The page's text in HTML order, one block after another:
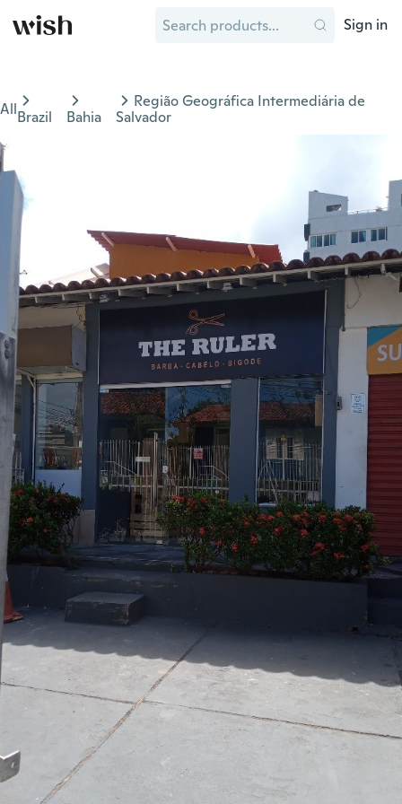
Sign in
AllBrazil Bahia
Região Geográfica Intermediária de
Salvador